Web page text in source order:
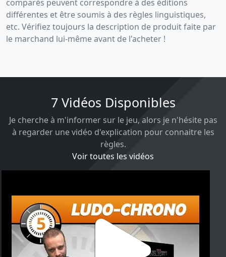
comparés peuvent correspondre à des éditions
différentes et être soumis à des règles linguistiques,
etc. Vérifiez toujours la description de produit faite par
le marchand lui-même avant de l'acheter !
7 Vidéos Disponibles
Je cherche à m'informer sur le jeu, alors je n'hésite pas
à regarder une vidéo d'explication pour connaitre les
règles.
Voir toutes les vidéos